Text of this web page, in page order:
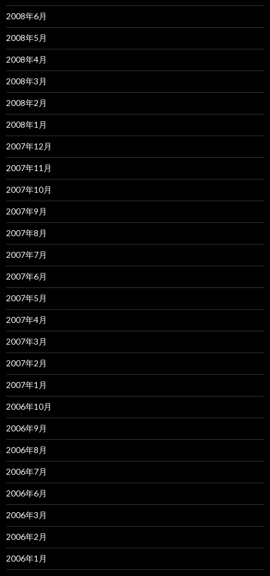
2008年6月
2008年5月
2008年4月
2008年3月
2008年2月
2008年1月
2007年12月
2007年11月
2007年10月
2007年9月
2007年8月
2007年7月
2007年6月
2007年5月
2007年4月
2007年3月
2007年2月
2007年1月
2006年10月
2006年9月
2006年8月
2006年7月
2006年6月
2006年3月
2006年2月
2006年1月